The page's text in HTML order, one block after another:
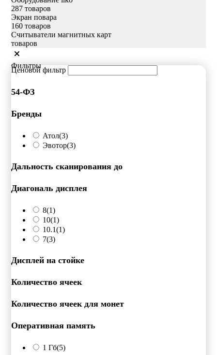
287 товаров
Экран повара
160 товаров
Считыватели магнитных карт
товаров
Фильтры
Ценовой фильтр
54-ФЗ
Бренды
Атол(3)
Эвотор(3)
Дальность сканирования до
Диагональ дисплея
8(1)
10(1)
10.1(1)
7(3)
Дисплей на стойке
Количество ячеек
Количество ячеек для монет
Оперативная память
1 Гб(5)